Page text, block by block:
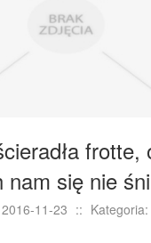
NIERUCHOMOŚCI,
KURSY JĘZYKOWE
KURSY I SZKOLENIA
TŁUMACZENIA
frotte,
nam się nie
11-23 :: Kategoria: